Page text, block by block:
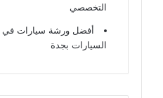
التخصصي
أفضل ورشة سيارات في
السيارات بجدة